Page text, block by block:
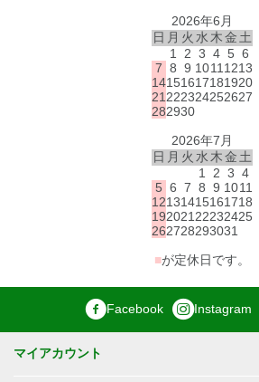
2026年6月
日 月 火 水 木金 土
1
2 3 4 5 6
7 8 9 1011 1213
14151617181920
21 222324252627
282930
2026年7月
日 月 火 水 木金 土
1
2 3 4
5 6 7 8 9 1011
12131415161718
192021 22232425
262728293031
■が定休日です。
Facebook Instagram
マイアカウント